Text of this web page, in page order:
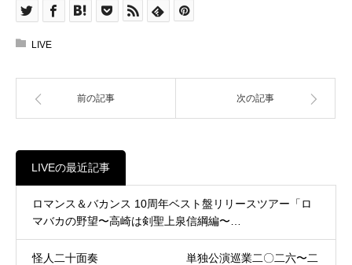
LIVE
前の記事 次の記事
LIVEの最近記事
ロマンス＆バカンス 10周年ベスト盤リリースツアー「ロ
マバカの野望〜高崎は剣聖上泉信綱編〜…
怪人二十面奏 単独公演巡業二〇二六〜二